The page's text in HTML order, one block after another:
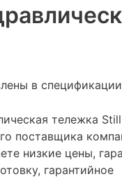
в
тележка Still
поставщика
низкие цены,
гарантийное